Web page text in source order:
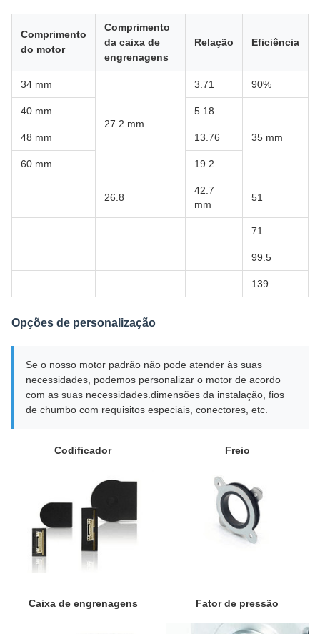
Comprimento
do motor
Comprimento
da caixa de
engrenagens
Relação Eficiência
34 mm
27.2 mm
3.71 90%
40 mm 5.18
35 mm
48 mm 13.76
60 mm 19.2
26.8
42.7
mm
51
71
99.5
139
Opções de personalização
Se o nosso motor padrão não pode atender às suas
necessidades, podemos personalizar o motor de acordo
com as suas necessidades.dimensões da instalação, fios
de chumbo com requisitos especiais, conectores, etc.
Codificador Freio
Caixa de engrenagens Fator de pressão